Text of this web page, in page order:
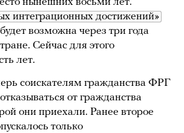
интеграционных достижений»
возможна через три года
Сейчас для этого
лет.
соискателям гражданства ФРГ
от гражданства
они приехали. Ранее второе
только